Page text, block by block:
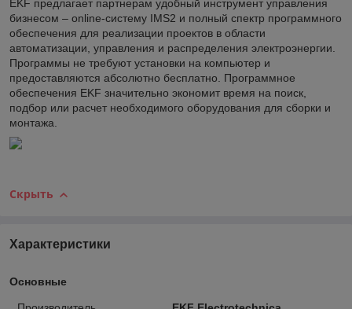
EKF предлагает партнерам удобный инструмент управления
бизнесом – online-систему IMS2 и полный спектр программного
обеспечения для реализации проектов в области
автоматизации, управления и распределения электроэнергии.
Программы не требуют установки на компьютер и
предоставляются абсолютно бесплатно. Программное
обеспечения EKF значительно экономит время на поиск,
подбор или расчет необходимого оборудования для сборки и
монтажа.
Скрыть
Характеристики
Основные